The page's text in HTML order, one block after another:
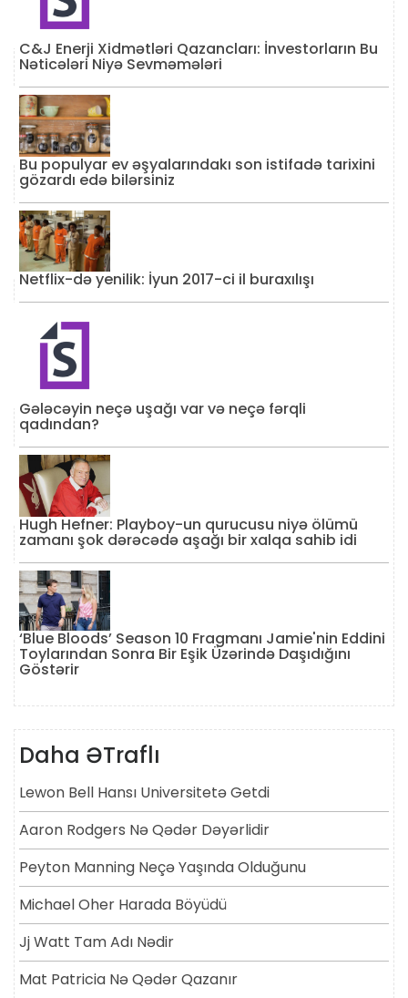
C&J Enerji Xidmətləri Qazancları: İnvestorların Bu
Nəticələri Niyə Sevməmələri
Bu populyar ev əşyalarındakı son istifadə tarixini
gözardı edə bilərsiniz
Netflix-də yenilik: İyun 2017-ci il buraxılışı
Gələcəyin neçə uşağı var və neçə fərqli
qadından?
Hugh Hefner: Playboy-un qurucusu niyə ölümü
zamanı şok dərəcədə aşağı bir xalqa sahib idi
‘Blue Bloods’ Season 10 Fragmanı Jamie'nin Eddini
Toylarından Sonra Bir Eşik Üzərində Daşıdığını
Göstərir
Daha ƏTraflı
Lewon Bell Hansı Universitetə ​​getdi
Aaron Rodgers Nə Qədər Dəyərlidir
Peyton Manning Neçə Yaşında Olduğunu
Michael Oher Harada Böyüdü
Jj Watt Tam Adı Nədir
Mat Patricia Nə Qədər Qazanır